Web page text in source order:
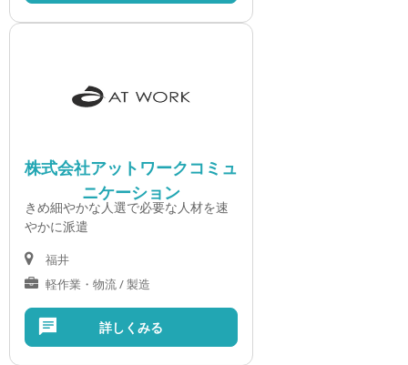
株式会社アットワークコミュ
ニケーション
きめ細やかな人選で必要な人材を速
やかに派遣
福井
軽作業・物流 / 製造
詳しくみる